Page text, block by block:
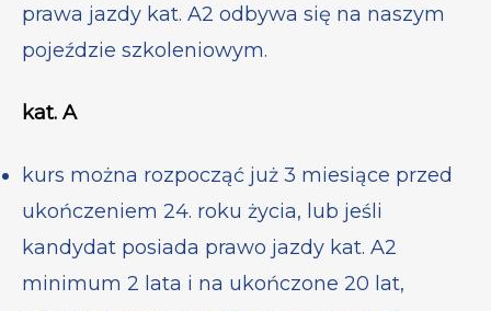
prawa jazdy kat. A2 odbywa się na naszym
pojeździe szkoleniowym.
kat. A
kurs można rozpocząć już 3 miesiące przed
ukończeniem 24. roku życia, lub jeśli
kandydat posiada prawo jazdy kat. A2
minimum 2 lata i na ukończone 20 lat,